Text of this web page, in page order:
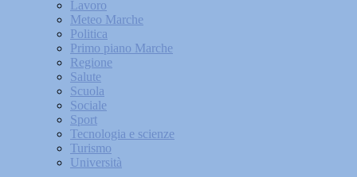
Lavoro
Meteo Marche
Politica
Primo piano Marche
Regione
Salute
Scuola
Sociale
Sport
Tecnologia e scienze
Turismo
Università